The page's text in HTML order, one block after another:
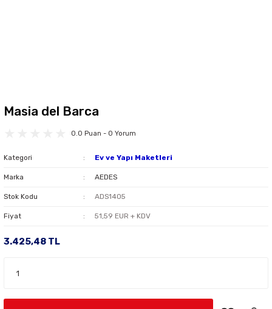
Masia del Barca
0.0 Puan - 0 Yorum
Kategori Ev ve Yapı Maketleri
Marka AEDES
Stok Kodu ADS1405
Fiyat 51,59 EUR + KDV
3.425,48 TL